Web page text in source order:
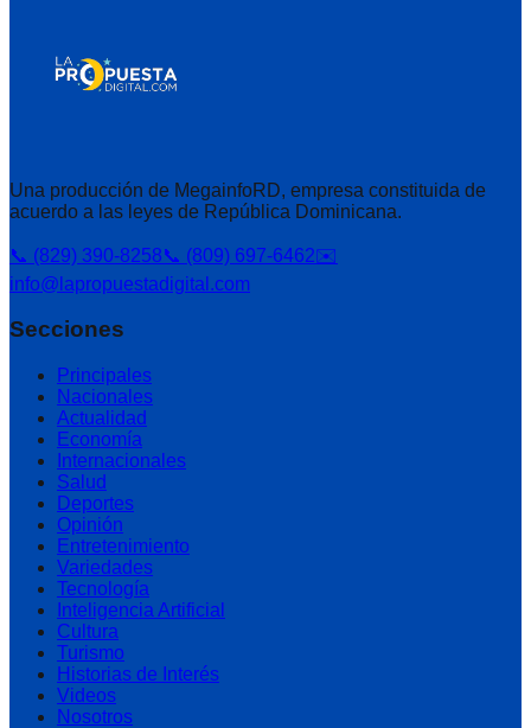
Una producción de MegainfoRD, empresa constituida de
acuerdo a las leyes de República Dominicana.
📞 (829) 390-8258📞 (809) 697-6462✉️
info@lapropuestadigital.com
Secciones
Principales
Nacionales
Actualidad
Economía
Internacionales
Salud
Deportes
Opinión
Entretenimiento
Variedades
Tecnología
Inteligencia Artificial
Cultura
Turismo
Historias de Interés
Videos
Nosotros